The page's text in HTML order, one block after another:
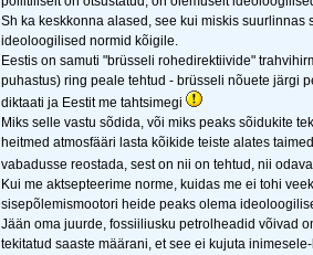
Sh ka keskkonna alased, see kui miskis
ideoloogilised normid kõigile.
Eestis on samuti "brüsseli rohedirektiivide"
puhastus) ring peale tehtud - brüsseli nõuete järgi
diktaati ja Eestit me tahtsimegi
Miks selle vastu sõdida, või miks peaks sõidukite
heitmed atmosfääri lasta kõikide teiste alates
vabadusse reostada, sest on nii on tehtud, nii
Kui me aktsepteerime norme, kuidas me ei tohi
sisepõlemismootori heide peaks olema
Jään oma juurde, fossiiliusku petrolheadid võivad
tekitatud saaste määrani, et see ei kujuta